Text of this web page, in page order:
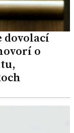
dovolací
o